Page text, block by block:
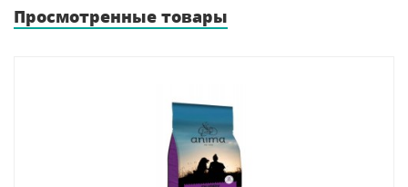
Просмотренные товары